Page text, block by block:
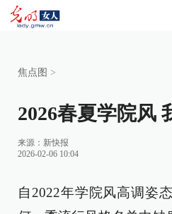
焦点图 >
2026春夏学院风
来源： 新快报
2026-02-06 10:04
自2022年学院风高调姿